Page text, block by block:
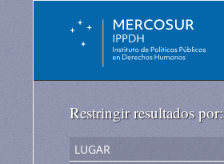
Restringir resultados por:
lugar